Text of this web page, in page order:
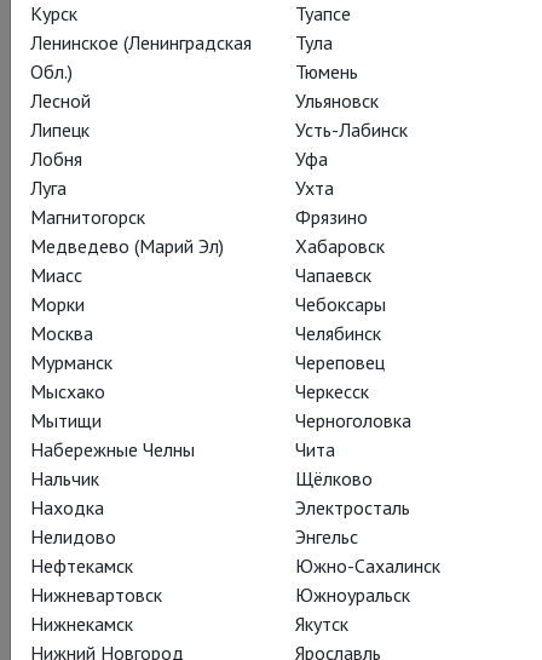
Янник Незе-Сеген
О фильме
2016-й стал для канадского дирижёраЯнника Незе-
Сегенапереломным в судьбе и карьере: он получил
назначение на пост худрука Met, одной из самых
престижных и легендарных оперных сцен мира. Фильм
документирует работу над первыми постановками Незе-
Сегена в новом статусе – «Травиатой» и «Диалогами
кармелиток». И подробно, часто – от первого лица,
рассказывает, как живёт с детства влюблённый в музыку
монреалец.
Подробная кинобиография Незе-Сегена – must see для
любителей оперы; хроника страсти и одновременно
Курск
Ленинское (Ленинградская
Обл.)
Лесной
Липецк
Лобня
Луга
Магнитогорск
Медведево (Марий Эл)
Миасс
Морки
Москва
Мурманск
Мысхако
Мытищи
Набережные Челны
Нальчик
Находка
Нелидово
Нефтекамск
Нижневартовск
Нижнекамск
Нижний Новгород
Туапсе
Тула
Тюмень
Ульяновск
Усть-Лабинск
Уфа
Ухта
Фрязино
Хабаровск
Чапаевск
Чебоксары
Челябинск
Череповец
Черкесск
Черноголовка
Чита
Щёлково
Электросталь
Энгельс
Южно-Сахалинск
Южноуральск
Якутск
Ярославль